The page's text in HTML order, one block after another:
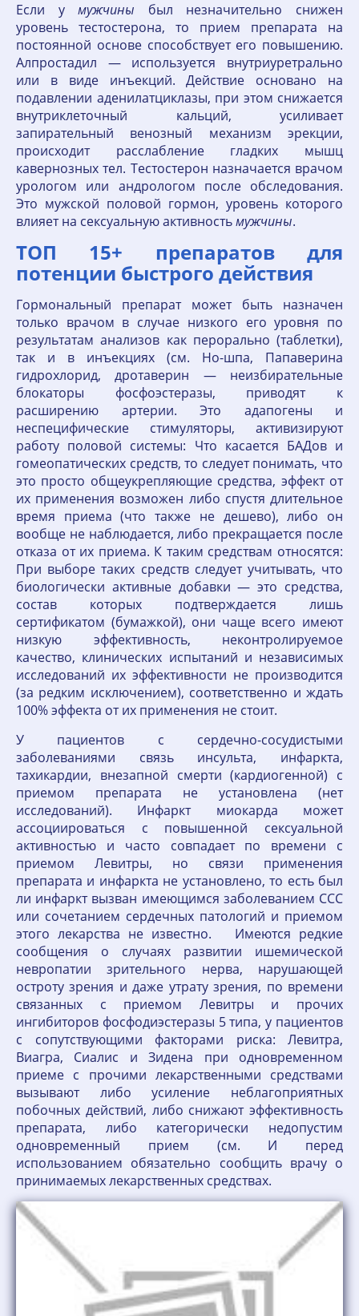
Если умужчины был незначительно снижен
уровень тестостерона, то прием препарата на
постоянной основе способствует его повышению.
Алпростадил — используется внутриуретрально
или в виде инъекций. Действие основано на
подавлении аденилатциклазы, при этом снижается
внутриклеточный кальций, усиливает
запирательный венозный механизм эрекции,
происходит расслабление гладких мышц
кавернозных тел. Тестостерон назначается врачом
урологом или андрологом после обследования.
Это мужской половой гормон, уровень которого
влияет на сексуальную активностьмужчины.
ТОП 15+ препаратов для
потенции быстрого действия
Гормональный препарат может быть назначен
только врачом в случае низкого его уровня по
результатам анализов как перорально (таблетки),
так и в инъекциях (см. Но-шпа, Папаверина
гидрохлорид, дротаверин — неизбирательные
блокаторы фосфоэстеразы, приводят к
расширению артерии. Это адапогены и
неспецифические стимуляторы, активизируют
работу половой системы: Что касается БАДов и
гомеопатических средств, то следует понимать, что
это просто общеукрепляющие средства, эффект от
их применения возможен либо спустя длительное
время приема (что также не дешево), либо он
вообще не наблюдается, либо прекращается после
отказа от их приема. К таким средствам относятся:
При выборе таких средств следует учитывать, что
биологически активные добавки — это средства,
состав которых подтверждается лишь
сертификатом (бумажкой), они чаще всего имеют
низкую эффективность, неконтролируемое
качество, клинических испытаний и независимых
исследований их эффективности не производится
(за редким исключением), соответственно и ждать
100% эффекта от их применения не стоит.
У пациентов с сердечно-сосудистыми
заболеваниями связь инсульта, инфаркта,
тахикардии, внезапной смерти (кардиогенной) с
приемом препарата не установлена (нет
исследований). Инфаркт миокарда может
ассоциироваться с повышенной сексуальной
активностью и часто совпадает по времени с
приемом Левитры, но связи применения
препарата и инфаркта не установлено, то есть был
ли инфаркт вызван имеющимся заболеванием ССС
или сочетанием сердечных патологий и приемом
этого лекарства не известно. Имеются редкие
сообщения о случаях развитии ишемической
невропатии зрительного нерва, нарушающей
остроту зрения и даже утрату зрения, по времени
связанных с приемом Левитры и прочих
ингибиторов фосфодиэстеразы 5 типа, у пациентов
с сопутствующими факторами риска: Левитра,
Виагра, Сиалис и Зидена при одновременном
приеме с прочими лекарственными средствами
вызывают либо усиление неблагоприятных
побочных действий, либо снижают эффективность
препарата, либо категорически недопустим
одновременный прием (см. И перед
использованием обязательно сообщить врачу о
принимаемых лекарственных средствах.